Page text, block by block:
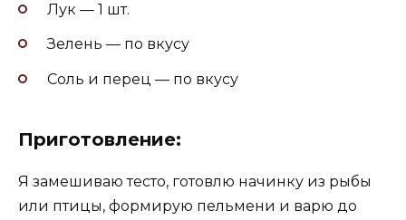
Лук — 1 шт.
Зелень — по вкусу
Соль и перец — по вкусу
Приготовление:
Я замешиваю тесто, готовлю начинку из рыбы
или птицы, формирую пельмени и варю до